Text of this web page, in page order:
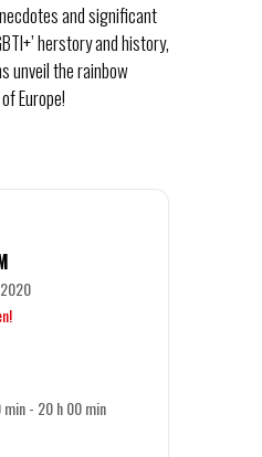
and significant
herstory and history,
unveil the rainbow
Europe!
min - 20 h 00 min